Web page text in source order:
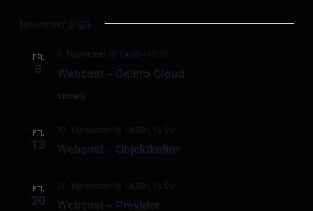
November 2026
FR.
6 Webcast – Celero Cloud
6. November @ 14:00 - 15:00
virtuell
FR.
13 Webcast – Objektkultur
13. November @ 14:00 - 15:00
FR.
20 Webcast – Previder
20. November @ 14:00 - 15:00